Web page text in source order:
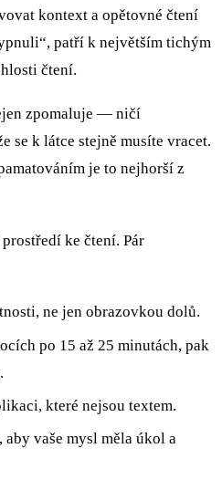
kontext a opětovné čtení
patří k největším tichým
čtení.
zpomaluje — ničí
se k látce stejně musíte vracet.
je to nejhorší z
ke čtení. Pár
ne jen obrazovkou dolů.
po 15 až 25 minutách, pak
které nejsou textem.
vaše mysl měla úkol a